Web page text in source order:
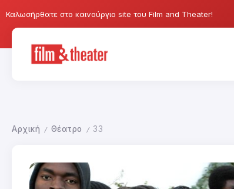
Καλωσήρθατε στο καινούργιο site του Film and Theater!
Αρχική / Θέατρο / 33